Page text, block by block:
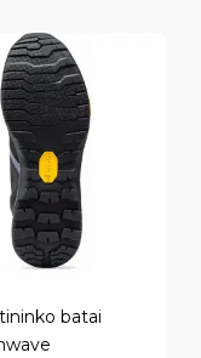
batai